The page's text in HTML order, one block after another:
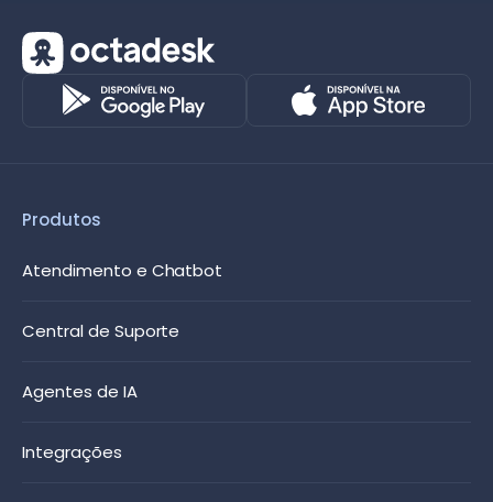
Produtos
Atendimento e Chatbot
Central de Suporte
Agentes de IA
Integrações